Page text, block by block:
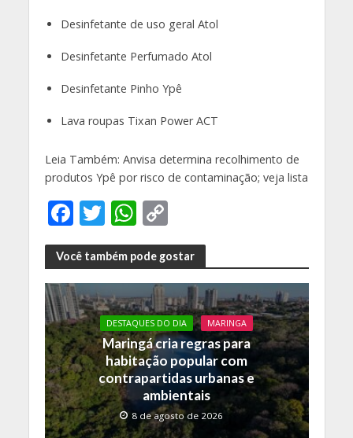
Desinfetante de uso geral Atol
Desinfetante Perfumado Atol
Desinfetante Pinho Ypê
Lava roupas Tixan Power ACT
Leia Também: Anvisa determina recolhimento de
produtos Ypê por risco de contaminação; veja lista
F
ac
e
b
o
o
k
T
w
itt
er
W
h
at
s
A
p
p
C
o
p
y
Li
n
k
Você também pode gostar
DESTAQUES DO DIA MARINGA
Maringá cria regras para
habitação popular com
contrapartidas urbanas e
ambientais
8 de agosto de 2026